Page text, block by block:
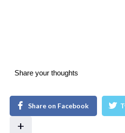
Share your thoughts
Share on Facebook
+